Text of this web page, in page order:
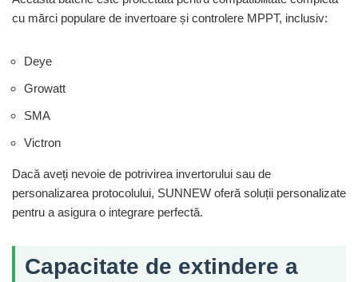
cu mărci populare de invertoare și controlere MPPT, inclusiv:
Deye
Growatt
SMA
Victron
Dacă aveți nevoie de potrivirea invertorului sau de
personalizarea protocolului, SUNNEW oferă soluții personalizate
pentru a asigura o integrare perfectă.
Capacitate de extindere a